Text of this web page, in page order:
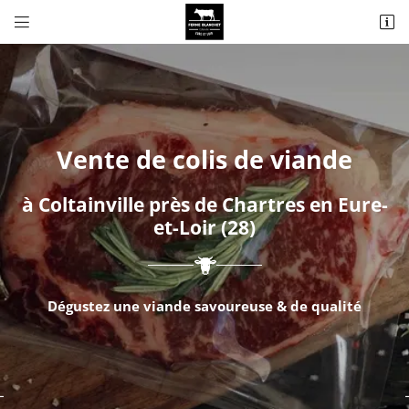
 
13 Rue Jean Moulin
28300 COLTAINVILLE
 Adresse email de réception
 Recopier le code ci-contre
Rafraîchir le captcha
Vente de colis de viande
à Coltainville près de Chartres en Eure-
et-Loir (28)
Dégustez une viande savoureuse & de qualité